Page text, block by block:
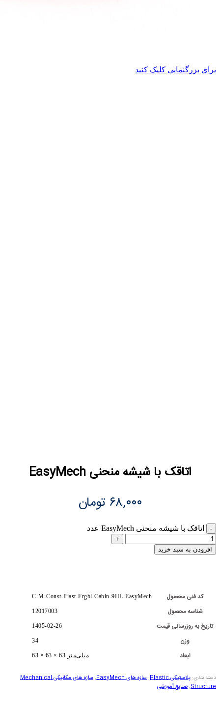
برای بزرگنمایی کلیک کنید
اتاقک با شیشه منحنی EasyMech
۶۸,۰۰۰ تومان
اتاقک با شیشه منحنی EasyMech عدد
افزودن به سبد خرید
کد فنی محصول C-M-Const-Plast-Frgbl-Cabin-9HL-EasyMech
شناسه محصول 12017003
تاریخ به روزرسانی قیمت 1405-02-26
وزن 34
ابعاد 63 × 63 × 63 میلی‌متر
دسته بندی: پلاستیکی Plastic ,سازه های EasyMech ,
سازه های مکانیکی Mechanical
Structure
,صنایع آموزشی